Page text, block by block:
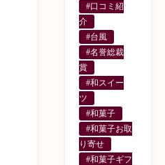
#口コミ紹
介
#台風
#名誉総裁
賞
#和スイー
ツ
#和菓子
#和菓子お取
り寄せ
#和菓子ギフ